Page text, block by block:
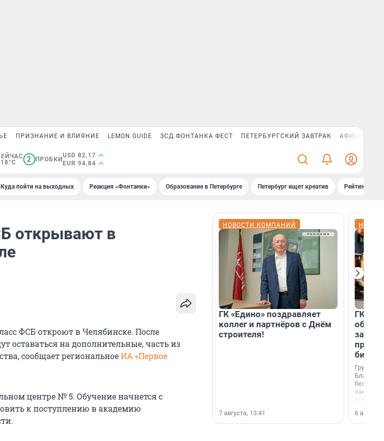
ПРИЗНАНИЕ И ВЛИЯНИЕ LEMON GUIDE ЗСД ФОНТАНКА ФЕСТ ПЕТЕРБУРГСКИЙ ЗАВТРАК АФИША PLUS
2 ПРОБКИ
USD 82,17
EUR 94,84
Куда пойти на выходных Реакция «Фонтанки» Образование в Петербурге Петербург ищет креатив Рейтинги
открывают в
ФСБ откроют в Челябинске. После
оставаться на дополнительные, часть из
сообщает региональноеИА «Первое
центре № 5. Обучение начнется с
к поступлению в академию
НОВОСТИ КОМПАНИЙ
ГК «Едино» поздравляет
коллег и партнёров с Днём
строителя!
7 августа, 13:41
ГК
Группа
6